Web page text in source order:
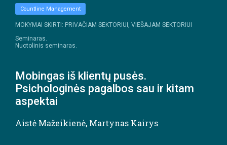
Countline Management
MOKYMAI SKIRTI: PRIVAČIAM SEKTORIUI, VIEŠAJAM SEKTORIUI
Seminaras.
Nuotolinis seminaras.
Mobingas iš klientų pusės.
Psichologinės pagalbos sau ir kitam
aspektai
Aistė Mažeikienė, Martynas Kairys